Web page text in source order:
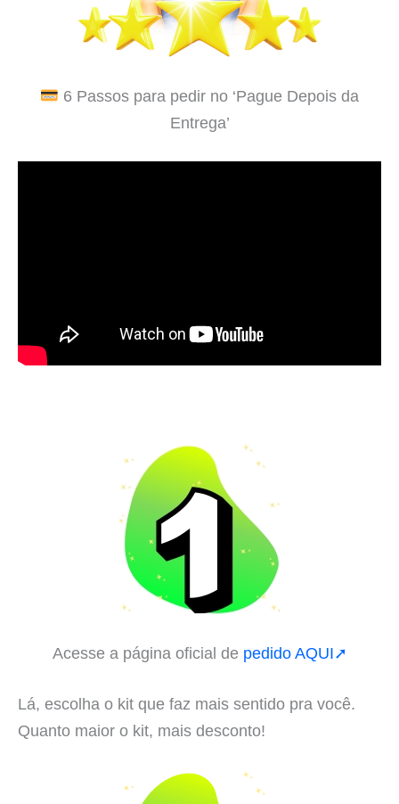
6 Passos para pedir no ‘Pague Depois da
Entrega’
Acesse a página oficial de pedido AQUI➚
Lá, escolha o kit que faz mais sentido pra você.
Quanto maior o kit, mais desconto!